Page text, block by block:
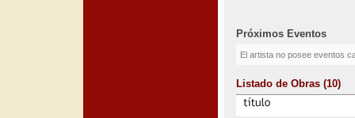
Próximos Eventos
El artista no posee eventos
Listado de Obras (10)